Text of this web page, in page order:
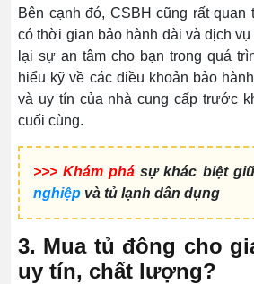
Bên cạnh đó, CSBH cũng rất quan
có thời gian bảo hành dài và dịch vụ
lại sự an tâm cho bạn trong quá
hiểu kỹ về các điều khoản bảo
và uy tín của nhà cung cấp trước
cuối cùng.
>>> Khám phá sự khác biệt
nghiệp và tủ lạnh dân dụng
3. Mua tủ đông cho
uy tín, chất lượng?